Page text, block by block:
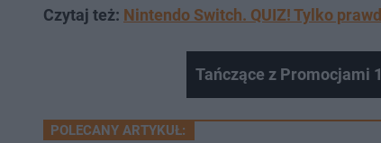
Czytaj też: Nintendo Switch. QUIZ! Tylko
Tańczące z Promocjami
POLECANY ARTYKUŁ: